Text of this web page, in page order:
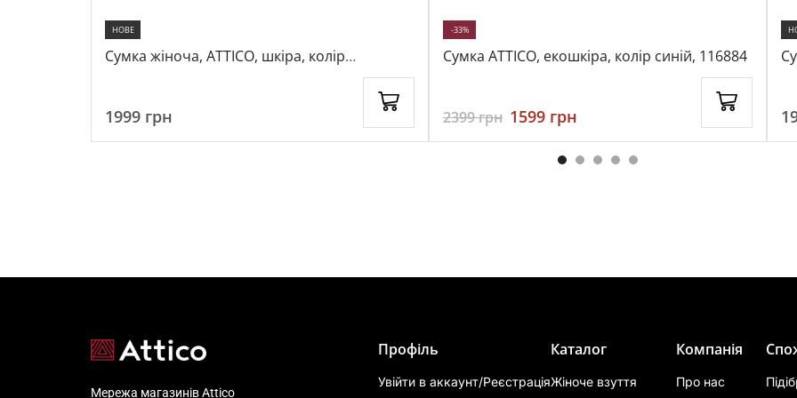
НОВЕ
Сумка жіноча, ATTICO, шкіра, колір
1999 грн
Сумка ATTICO, екошкіра, колір синій, 116884
-33%
2399грн 1599 грн
Мережа магазинів Attico
Профіль
Увійти в аккаунт/Реєстрація
Каталог
Жіноче взуття
Компанія
Про нас